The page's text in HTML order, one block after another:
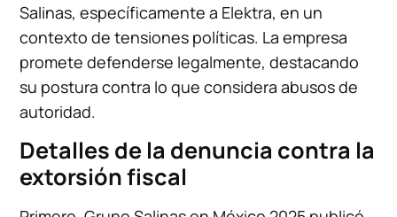
Salinas, específicamente a Elektra, en un
contexto de tensiones políticas. La empresa
promete defenderse legalmente, destacando
su postura contra lo que considera abusos de
autoridad.
Detalles de la denuncia contra la
extorsión fiscal